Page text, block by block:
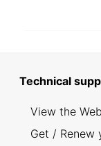
Technical
View the
Get /